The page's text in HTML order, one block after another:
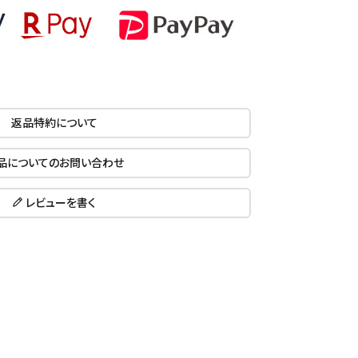
返品特約について
についてのお問い合わせ
レビューを書く